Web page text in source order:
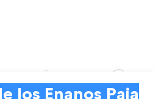
autos en
Enanos Paia